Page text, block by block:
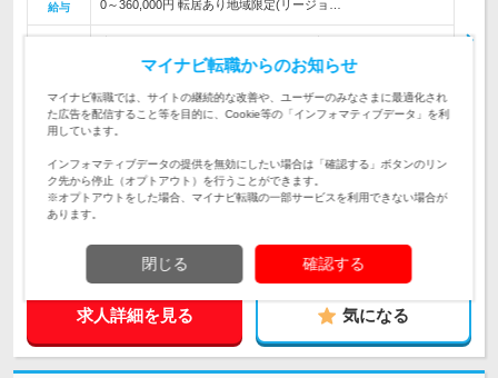
給与
0～360,000円 転居あり地域限定(リージョ…
ーションを実現 ★システム化で発注・シフト作成・商品管理
もラクラク
対象と
◎登録販売者の資格があり、ドラッグストア業界の経験がある
方 ◎高卒以上 ★マネジメント経験がある方は歓迎します
企業データ
設立：1983年12月／従業員数：5,709人／本社所在
地：福岡県
求人詳細を見る 気になる
マイナビ転職からのお知らせ
マイナビ転職では、サイトの継続的な改善や、ユーザーのみなさまに最適化され
た広告を配信すること等を目的に、Cookie等の「インフォマティブデータ」を利
用しています。
インフォマティブデータの提供を無効にしたい場合は「確認する」ボタンのリン
ク先から停止（オプトアウト）を行うことができます。
※オプトアウトをした場合、マイナビ転職の一部サービスを利用できない場合が
あります。
閉じる 確認する